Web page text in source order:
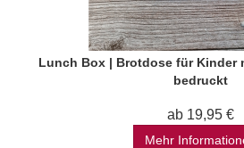
Lunch Box | Brotdose für Kinder
bedruckt
ab 19,95 €
Mehr